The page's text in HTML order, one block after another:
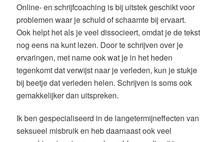
Online- en schrijfcoaching is bij uitstek geschikt voor
problemen waar je schuld of schaamte bij ervaart.
Ook helpt het als je veel dissocieert, omdat je de tekst
nog eens na kunt lezen. Door te schrijven over je
ervaringen, met name ook wat je in het heden
tegenkomt dat verwijst naar je verleden, kun je stukje
bij beetje dat verleden helen. Schrijven is soms ook
gemakkelijker dan uitspreken.
Ik ben gespecialiseerd in de langetermijneffecten van
seksueel misbruik en heb daarnaast ook veel